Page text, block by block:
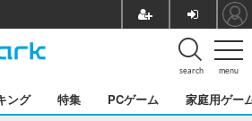
menu
search
ング 特集 PCゲーム 家庭用ゲー